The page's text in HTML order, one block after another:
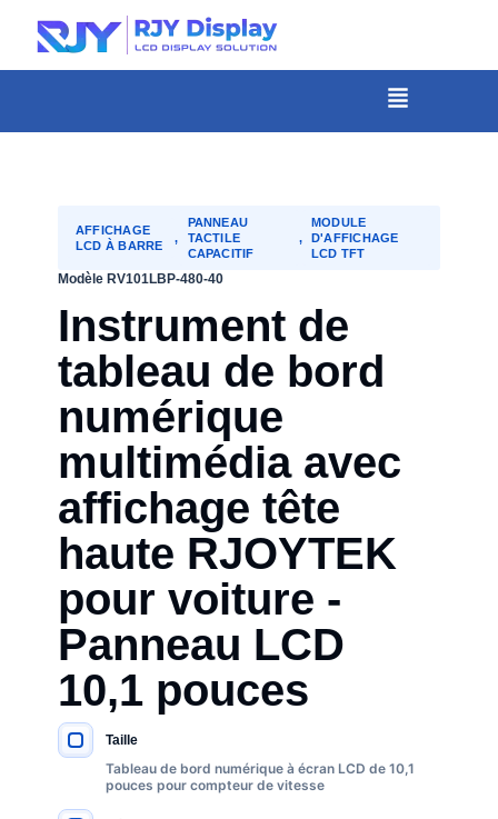
Hauteur
personnalisée
Menu
AFFICHAGE
LCD À BARRE
,
PANNEAU
TACTILE
CAPACITIF
,
MODULE
D'AFFICHAGE
LCD TFT
Modèle RV101LBP-480-40
Instrument de
tableau de bord
numérique
multimédia avec
affichage tête
haute RJOYTEK
pour voiture -
Panneau LCD
10,1 pouces
SPÉCIFICATIONS CLÉS
Taille
Tableau de bord numérique à écran LCD de 10,1
pouces pour compteur de vitesse